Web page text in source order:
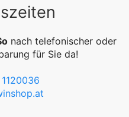
nach telefonischer oder
für Sie da!